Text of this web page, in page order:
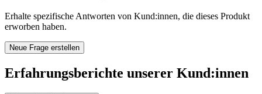
Erhalte spezifische Antworten von Kund:innen, die dieses Produkt
erworben haben.
Neue Frage erstellen
Erfahrungsberichte unserer Kund:innen